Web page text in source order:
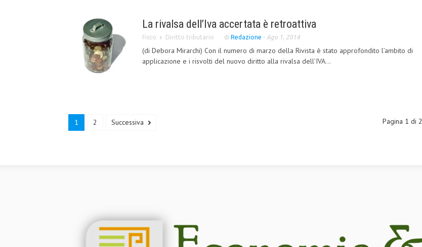
La rivalsa dell’Iva accertata è retroattiva
Fisco Diritto tributario di Redazione - Ago 1, 2014
(di Debora Mirarchi) Con il numero di marzo della Rivista è stato approfondito l’ambito di
applicazione e i risvolti del nuovo diritto alla rivalsa dell’IVA...
1 2 Successiva Pagina 1 di 2